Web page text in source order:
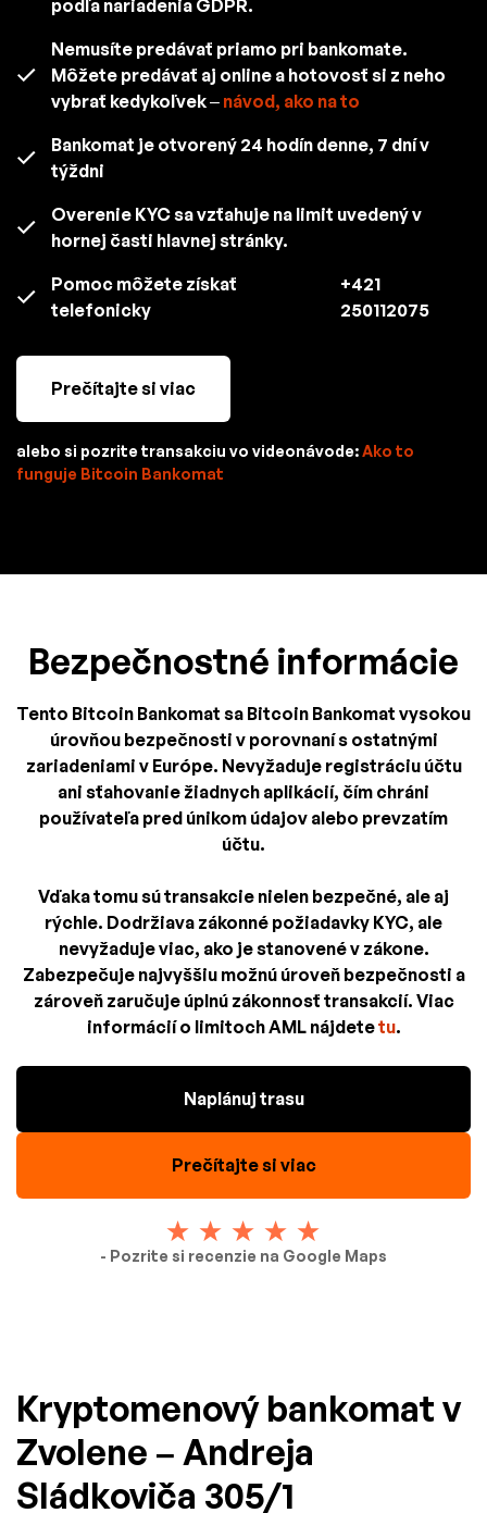
podľa nariadenia GDPR.
Nemusíte predávať priamo pri bankomate.
Môžete predávať aj online a hotovosť si z neho
vybrať kedykoľvek – návod, ako na to
Bankomat je otvorený 24 hodín denne, 7 dní v
týždni
Overenie KYC sa vzťahuje na limit uvedený v
hornej časti hlavnej stránky.
Pomoc môžete získať
telefonicky
+421
250112075
Prečítajte si viac
alebo si pozrite transakciu vo videonávode:Ako to
funguje Bitcoin Bankomat
Bezpečnostné informácie
Tento Bitcoin Bankomat sa Bitcoin Bankomat vysokou
úrovňou bezpečnosti v porovnaní s ostatnými
zariadeniami v Európe. Nevyžaduje registráciu účtu
ani sťahovanie žiadnych aplikácií, čím chráni
používateľa pred únikom údajov alebo prevzatím
účtu.
Vďaka tomu sú transakcie nielen bezpečné, ale aj
rýchle. Dodržiava zákonné požiadavky KYC, ale
nevyžaduje viac, ako je stanovené v zákone.
Zabezpečuje najvyššiu možnú úroveň bezpečnosti a
zároveň zaručuje úplnú zákonnosť transakcií. Viac
informácií o limitoch AML nájdetetu.
Naplánuj trasu
Prečítajte si viac
- Pozrite si recenzie na Google Maps
Kryptomenový bankomat v
Zvolene – Andreja
Sládkoviča 305/1